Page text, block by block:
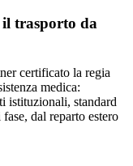
il trasporto da
certificato la regia
medica:
istituzionali, standard
dal reparto estero